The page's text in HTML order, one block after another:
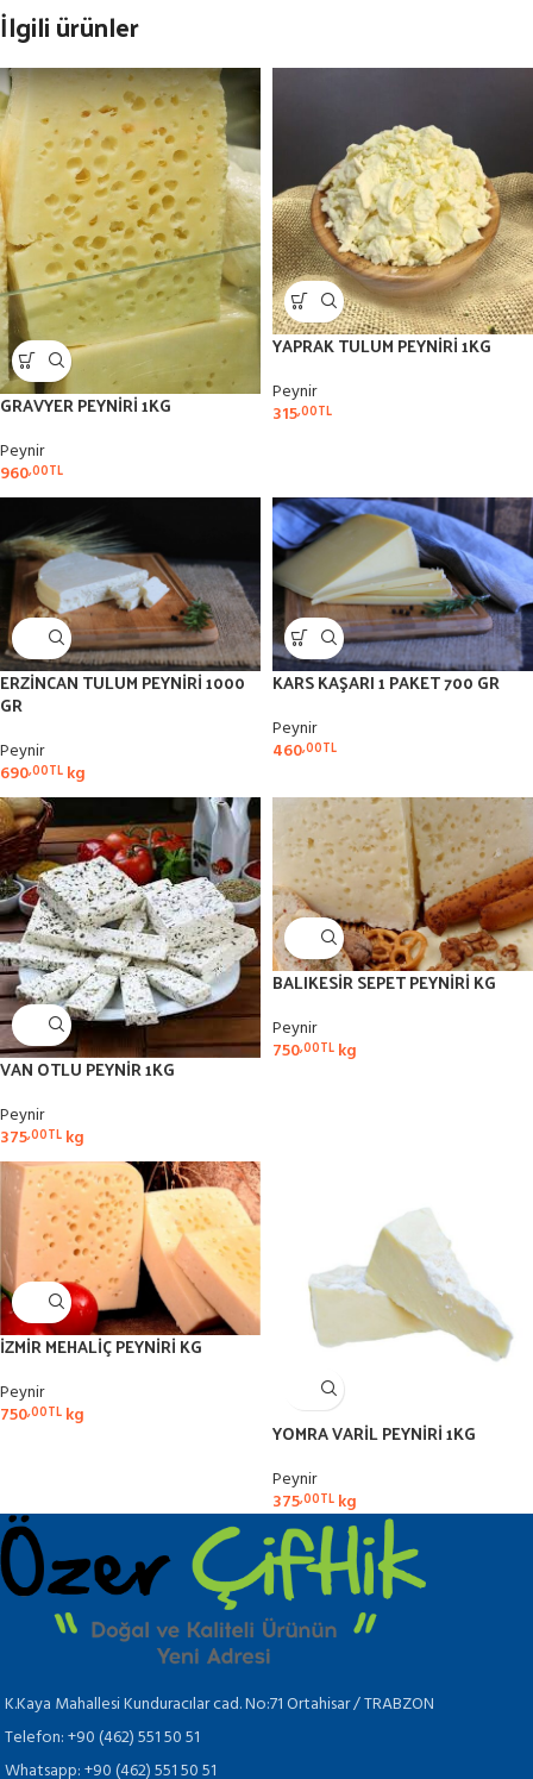
İlgili ürünler
GRAVYER PEYNİRİ 1KG
Peynir
960,00TL
YAPRAK TULUM PEYNİRİ 1KG
Peynir
315,00TL
ERZİNCAN TULUM PEYNİRİ 1000
GR
Peynir
690,00TL kg
KARS KAŞARI 1 PAKET 700 GR
Peynir
460,00TL
VAN OTLU PEYNİR 1KG
Peynir
375,00TL kg
BALIKESİR SEPET PEYNİRİ KG
Peynir
750,00TL kg
İZMİR MEHALİÇ PEYNİRİ KG
Peynir
750,00TL kg
YOMRA VARİL PEYNİRİ 1KG
Peynir
375,00TL kg
K.Kaya Mahallesi Kunduracılar cad. No:71 Ortahisar / TRABZON
Telefon: +90 (462) 551 50 51
Whatsapp: +90 (462) 551 50 51